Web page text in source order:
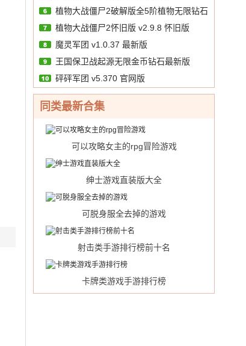
植物大战僵尸2破解版全5阶植物无限钻石
v12.6.1 官方版
植物大战僵尸2怀旧版 v2.9.8 怀旧版
魔灵军团 v1.0.37 最新版
王国保卫战起源无限金币钻石最新版
v6.2.00 破解版
砰砰军团 v5.370 官网版
同类最新合集
可以攻略女主的rpg冒险游戏
绅士游戏直装版大全
可脱身服全去掉的游戏
射击类手游排行榜前十名
卡牌类游戏手游排行榜